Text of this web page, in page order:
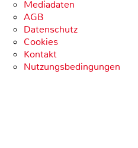
Mediadaten
AGB
Datenschutz
Cookies
Kontakt
Nutzungsbedingungen